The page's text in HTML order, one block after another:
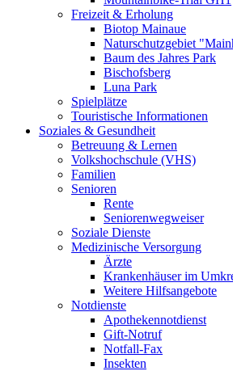
Freizeit & Erholung
Biotop Mainaue
Naturschutzgebiet
Baum des Jahres Park
Bischofsberg
Luna Park
Spielplätze
Touristische Informationen
Soziales & Gesundheit
Betreuung & Lernen
Volkshochschule (VHS)
Familien
Senioren
Rente
Seniorenwegweiser
Soziale Dienste
Medizinische Versorgung
Ärzte
Krankenhäuser im
Weitere Hilfsangebote
Notdienste
Apothekennotdienst
Gift-Notruf
Notfall-Fax
Insekten